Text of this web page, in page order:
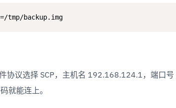
tmp/backup.img
协议选择 SCP，主机名 192.168.124.1，端口
就能连上。